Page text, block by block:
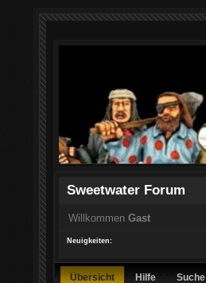
Sweetwater Forum
Willkommen Gast
Neuigkeiten:
Übersicht Hilfe Suche